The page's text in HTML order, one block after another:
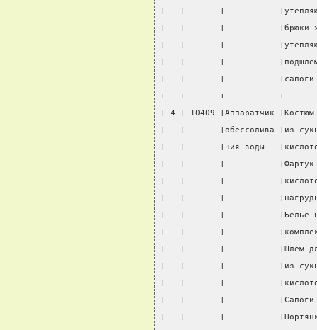
¦   ¦       ¦
¦   ¦       ¦           ¦брюки
¦   ¦       ¦
¦   ¦       ¦
¦   ¦       ¦           ¦сапоги
+---+-------+-----------
¦ 4 ¦ 10409 ¦Аппаратчик
¦   ¦       ¦обессолива-¦из
¦   ¦       ¦ния воды
¦   ¦       ¦           ¦Фартук
¦   ¦       ¦
¦   ¦       ¦
¦   ¦       ¦           ¦Белье
¦   ¦       ¦
¦   ¦       ¦           ¦Шлем
¦   ¦       ¦           ¦из
¦   ¦       ¦
¦   ¦       ¦           ¦Сапоги
¦   ¦       ¦